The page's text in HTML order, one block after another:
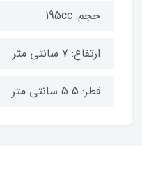
حجم: 195cc
ارتفاع: 7 سانتی متر
قطر: 5.5 سانتی متر